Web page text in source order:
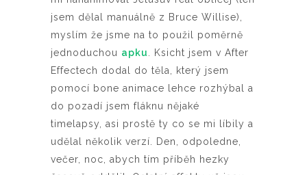
jsem dělal manuálně z Bruce Willise),
myslím že jsme na to použil poměrně
jednoduchou apku. Ksicht jsem v After
Effectech dodal do těla, který jsem
pomocí bone animace lehce rozhýbal a
do pozadí jsem fláknu nějaké
timelapsy, asi prostě ty co se mi líbily a
udělal několik verzí. Den, odpoledne,
večer, noc, abych tím příběh hezky